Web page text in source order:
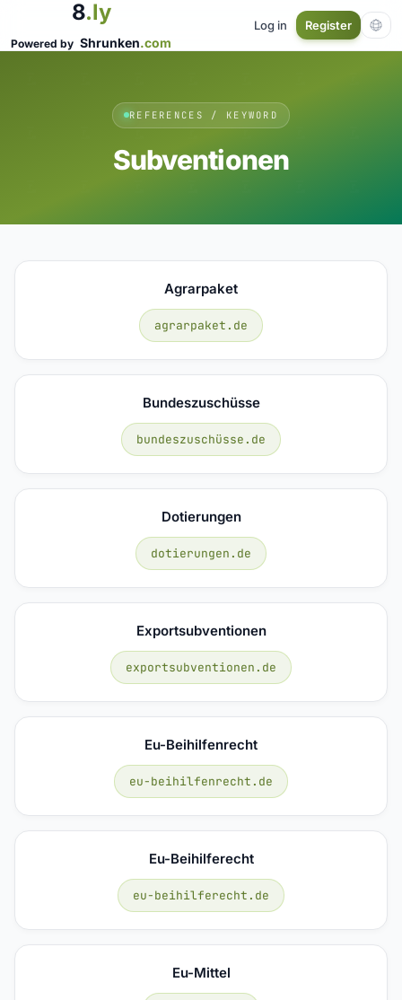
8.ly
Powered by Shrunken.com
Log in Register
REFERENCES / KEYWORD
Subventionen
Agrarpaket
agrarpaket.de
Bundeszuschüsse
bundeszuschüsse.de
Dotierungen
dotierungen.de
Exportsubventionen
exportsubventionen.de
Eu-Beihilfenrecht
eu-beihilfenrecht.de
Eu-Beihilferecht
eu-beihilferecht.de
Eu-Mittel